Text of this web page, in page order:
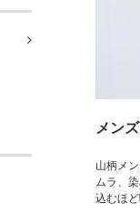
メン
山柄メ
ムラ、
込むほ